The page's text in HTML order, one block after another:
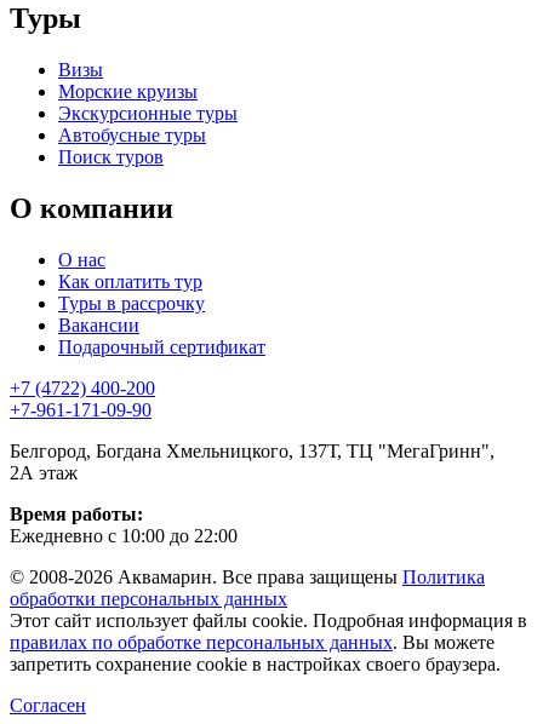
Туры
Визы
Морские круизы
Экскурсионные туры
Автобусные туры
Поиск туров
О компании
О нас
Как оплатить тур
Туры в рассрочку
Вакансии
Подарочный сертификат
+7 (4722) 400-200
+7-961-171-09-90
Белгород, Богдана Хмельницкого, 137Т, ТЦ "МегаГринн",
2А этаж
Время работы:
Ежедневно с 10:00 до 22:00
© 2008-2026 Аквамарин. Все права защищены Политика
обработки персональных данных
Этот сайт использует файлы cookie. Подробная информация в
правилах по обработке персональных данных. Вы можете
запретить сохранение cookie в настройках своего браузера.
Согласен